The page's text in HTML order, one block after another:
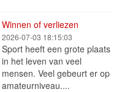
Winnen of verliezen
2026-07-03 18:15:03
Sport heeft een grote plaats
in het leven van veel
mensen. Veel gebeurt er op
amateurniveau....